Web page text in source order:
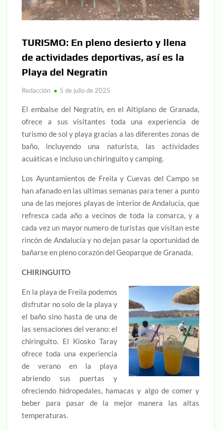
TURISMO: En pleno desierto y llena
de actividades deportivas, así es la
Playa del Negratin
Redacción 5 de julio de 2025
El embalse del Negratín, en el Altiplano de Granada,
ofrece a sus visitantes toda una experiencia de
turismo de sol y playa gracias a las diferentes zonas de
baño, incluyendo una naturista, las actividades
acuáticas e incluso un chiringuito y camping.
Los Ayuntamientos de Freila y Cuevas del Campo se
han afanado en las ultimas semanas para tener a punto
una de las mejores playas de interior de Andalucía, que
refresca cada año a vecinos de toda la comarca, y a
cada vez un mayor numero de turistas que visitan este
rincón de Andalucía y no dejan pasar la oportunidad de
bañarse en pleno corazón del Geoparque de Granada.
CHIRINGUITO
En la playa de Freila podemos
disfrutar no solo de la playa y
el baño sino hasta de una de
las sensaciones del verano: el
chiringuito. El Kiosko Taray
ofrece toda una experiencia
de verano en la playa
abriendo sus puertas y
ofreciendo hidropedales, hamacas y algo de comer y
beber para pasar de la mejor manera las altas
temperaturas.